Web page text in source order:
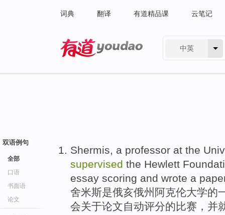
词典 翻译 有道精品课 云笔记
中英
双语例句
全部
口语
书面语
论文
Shermis, a professor at the
supervised the Hewlett
essay scoring and wrote a
舍米斯是俄亥俄州 阿克伦大学的
会关于论文自动评分的比赛 ， 并